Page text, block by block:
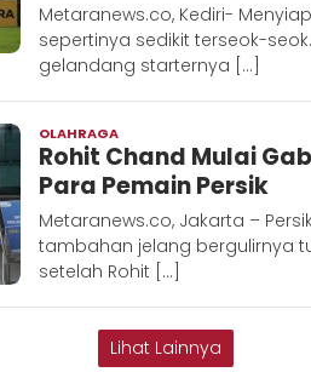
Metaranews.co, Kediri-
sepertinya sedikit terseok-
gelandang starternya […]
OLAHRAGA
Metara
Rohit Chand Mulai
Para Pemain Persik
Metaranews.co, Jakarta –
tambahan jelang bergulirnya
setelah Rohit […]
Lihat Lainnya